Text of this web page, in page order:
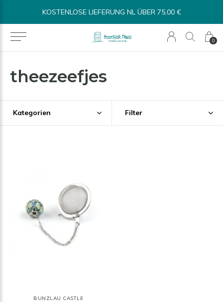
0
KOSTENLOSE LIEFERUNG NL ÜBER 75,00 €
theezeefjes
Kategorien Filter
BUNZLAU CASTLE